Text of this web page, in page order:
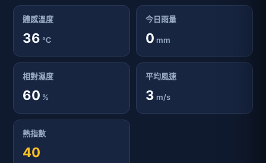
體感溫度
36 ℃
今日雨量
0 mm
相對濕度
60 %
平均風速
3 m/s
熱指數
40